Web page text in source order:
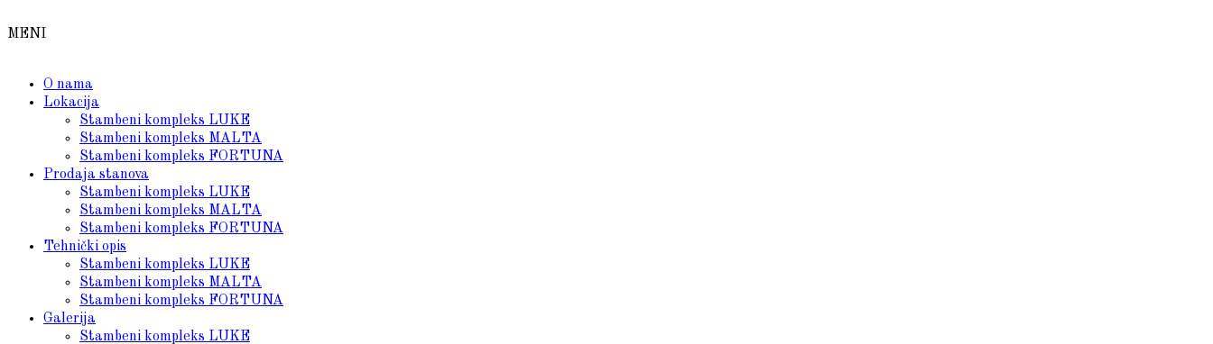
MENI
O nama
Lokacija
Stambeni kompleks LUKE
Stambeni kompleks MALTA
Stambeni kompleks FORTUNA
Prodaja stanova
Stambeni kompleks LUKE
Stambeni kompleks MALTA
Stambeni kompleks FORTUNA
Tehnički opis
Stambeni kompleks LUKE
Stambeni kompleks MALTA
Stambeni kompleks FORTUNA
Galerija
Stambeni kompleks LUKE